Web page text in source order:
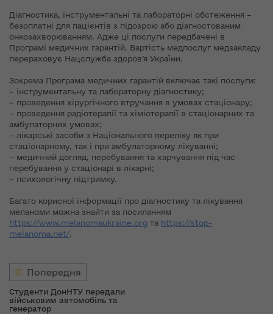
Діагностика, інструментальні та лабораторні обстеження –
безоплатні для пацієнтів з підозрою або діагностованим
онкозахворюванням. Адже ці послуги передбачені в
Програмі медичних гарантій. Вартість медпослуг медзакладу
перераховує Нацслужба здоров’я України.
Зокрема Програма медичних гарантій включає такі послуги:
– інструментальну та лабораторну діагностику;
– проведення хірургічного втручання в умовах стаціонару;
– проведення радіотерапії та хіміотерапії в стаціонарних та
амбулаторних умовах;
– лікарські засоби з Національного переліку як при
стаціонарному, так і при амбулаторному лікуванні;
– медичний догляд, перебування та харчування під час
перебування у стаціонарі в лікарні;
– психологічну підтримку.
Багато корисної інформації про діагностику та лікування
меланоми можна знайти за посиланням
https://www.melanomaukraine.org та https://stop-
melanoma.net/.
Попередня
Студенти ДонНТУ передали
військовим автомобіль та
генератор